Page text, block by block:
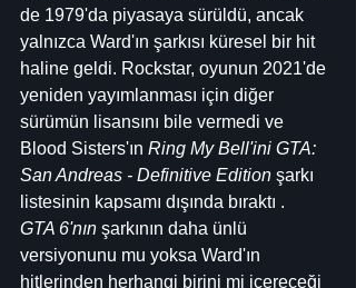
de 1979'da piyasaya sürüldü, ancak
yalnızca Ward'ın şarkısı küresel bir hit
haline geldi. Rockstar, oyunun 2021'de
yeniden yayımlanması için diğer
sürümün lisansını bile vermedi ve
Blood Sisters'ın Ring My Bell'ini GTA:
San Andreas - Definitive Edition şarkı
listesinin kapsamı dışında bıraktı .
GTA 6'nın şarkının daha ünlü
versiyonunu mu yoksa Ward'ın
hitlerinden herhangi birini mi içereceği